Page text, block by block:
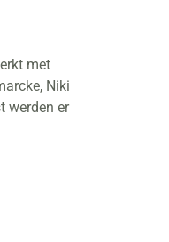
met
Niki
werden er